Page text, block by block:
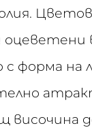
оцеветени
форма на
височина